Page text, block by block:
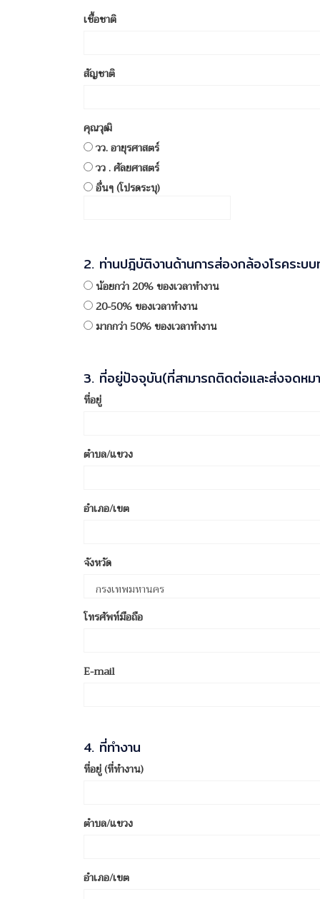
เชื้อชาติ
สัญชาติ
คุณวุฒิ
วว. อายุรศาสตร์
วว . ศัลยศาสตร์
อื่นๆ (โปรดระบุ)
2. ท่านปฎิบัติงานด้านการส่องกล้องโรคระบบ
น้อยกว่า 20% ของเวลาทำงาน
20-50% ของเวลาทำงาน
มากกว่า 50% ของเวลาทำงาน
3. ที่อยู่ปัจจุบัน(ที่สามารถติดต่อและส่งจดหม
ที่อยู่
ตำบล/แขวง
อำเภอ/เขต
จังหวัด
โทรศัพท์มือถือ
E-mail
4. ที่ทำงาน
ที่อยู่ (ที่ทำงาน)
ตำบล/แขวง
อำเภอ/เขต